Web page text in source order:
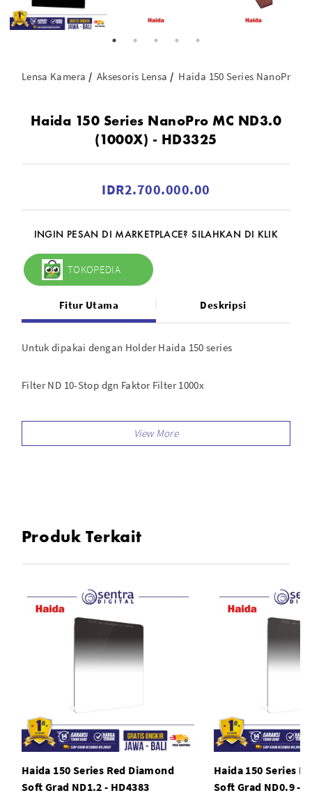
Lensa Kamera Aksesoris Lensa Haida 150 Series NanoPro
Haida 150 Series NanoPro MC ND3.0
(1000X) - HD3325
IDR2.700.000.00
INGIN PESAN DI MARKETPLACE? SILAHKAN DI KLIK
TOKOPEDIA
Fitur Utama Deskripsi
Untuk dipakai dengan Holder Haida 150 series
Filter ND 10-Stop dgn Faktor Filter 1000x
Menggelapkan gambar secara keseluruhan
Bahan kaca optik setebal 2mm
Produk Terkait
Haida 150 Series Red Diamond
Soft Grad ND1.2 - HD4383
Haida 150 Series
Soft Grad ND0.9 -